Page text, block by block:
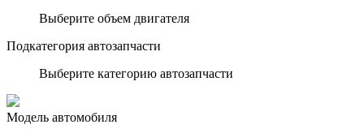
Выберите объем двигателя
Подкатегория автозапчасти
Выберите категорию автозапчасти
Модель автомобиля